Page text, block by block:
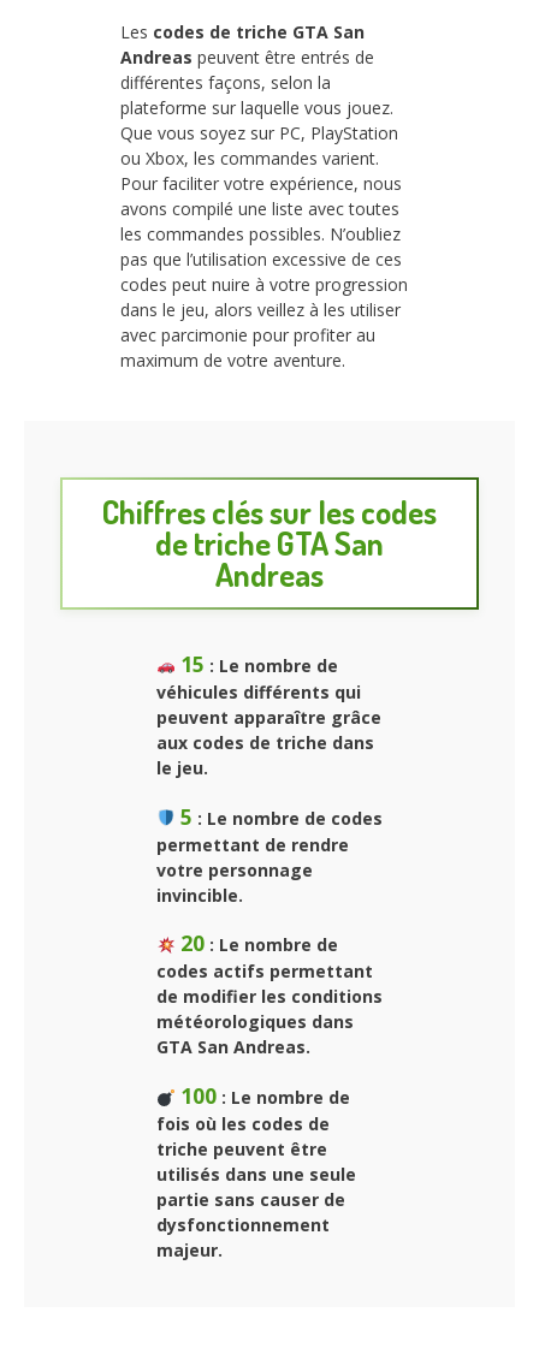
Les codes de triche GTA San
Andreas peuvent être entrés de
différentes façons, selon la
plateforme sur laquelle vous jouez.
Que vous soyez sur PC, PlayStation
ou Xbox, les commandes varient.
Pour faciliter votre expérience, nous
avons compilé une liste avec toutes
les commandes possibles. N’oubliez
pas que l’utilisation excessive de ces
codes peut nuire à votre progression
dans le jeu, alors veillez à les utiliser
avec parcimonie pour profiter au
maximum de votre aventure.
Chiffres clés sur les codes
de triche GTA San
Andreas
15 : Le nombre de
véhicules différents qui
peuvent apparaître grâce
aux codes de triche dans
le jeu.
5 : Le nombre de codes
permettant de rendre
votre personnage
invincible.
20: Le nombre de
codes actifs permettant
de modifier les conditions
météorologiques dans
GTA San Andreas.
100: Le nombre de
fois où les codes de
triche peuvent être
utilisés dans une seule
partie sans causer de
dysfonctionnement
majeur.